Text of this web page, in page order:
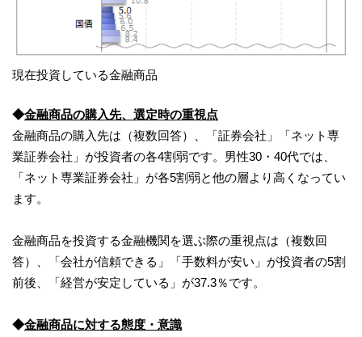
現在投資している金融商品
◆金融商品の購入先、選定時の重視点
金融商品の購入先は（複数回答）、「証券会社」「ネット専
業証券会社」が投資者の各4割弱です。男性30・40代では、
「ネット専業証券会社」が各5割弱と他の層より高くなってい
ます。
金融商品を投資する金融機関を選ぶ際の重視点は（複数回
答）、「会社が信頼できる」「手数料が安い」が投資者の5割
前後、「経営が安定している」が37.3％です。
◆金融商品に対する態度・意識